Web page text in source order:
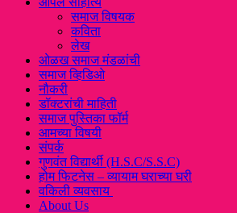
समाज विषयक
कविता
लेख
ओळख समाज मंडळांची
समाज व्हिडिओ
नौकरी
डॉक्टरांची माहिती
समाज पुस्तिका फॉर्म
आमच्या विषयी
संपर्क
गुणवंत विद्यार्थी (H.S.C/S.S.C)
होम फिटनेस – व्यायाम घराच्या घरी
वकिली व्यवसाय
About Us